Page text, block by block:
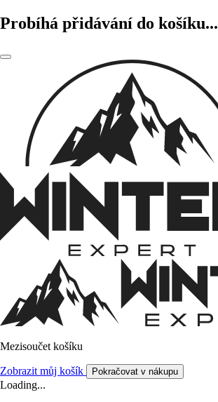
Probíhá přidávání do košíku...
Mezisoučet košíku
Zobrazit můj košík Pokračovat v nákupu
Loading...